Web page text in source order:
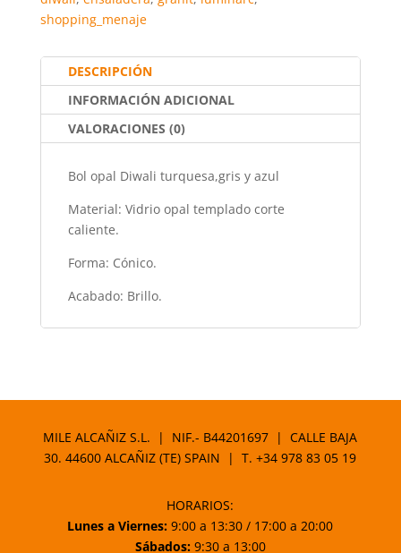
b
o
o
k
p
p
tir
shopping_menaje
DESCRIPCIÓN
INFORMACIÓN ADICIONAL
VALORACIONES (0)
Bol opal Diwali turquesa,gris y azul
Material: Vidrio opal templado corte
caliente.
Forma: Cónico.
Acabado: Brillo.
MILE ALCAÑIZ S.L. | NIF.- B44201697 | CALLE BAJA
30. 44600 ALCAÑIZ (TE) SPAIN | T.+34 978 83 05 19
HORARIOS:
Lunes a Viernes: 9:00 a 13:30 / 17:00 a 20:00
Sábados:9:30 a 13:00